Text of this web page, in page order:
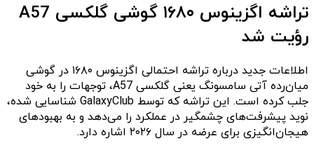
تراشه اگزینوس ۱۶۸۰ گوشی گلکسی A57
رؤیت شد
اطلاعات جدید درباره تراشه احتمالی اگزینوس ۱۶۸۰ در گوشی
میان‌رده آتی سامسونگ یعنی گلکسی A57، توجهات را به خود
جلب کرده است. این تراشه که توسط GalaxyClub شناسایی شده،
نوید پیشرفت‌های چشمگیر در عملکرد را می‌دهد و به بهبودهای
هیجان‌انگیزی برای عرضه در سال ۲۰۲۶ اشاره دارد.